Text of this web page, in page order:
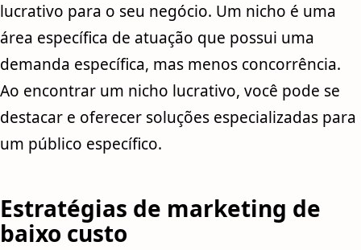
lucrativo para o seu negócio. Um nicho é uma
área específica de atuação que possui uma
demanda específica, mas menos concorrência.
Ao encontrar um nicho lucrativo, você pode se
destacar e oferecer soluções especializadas para
um público específico.
Estratégias de marketing de
baixo custo